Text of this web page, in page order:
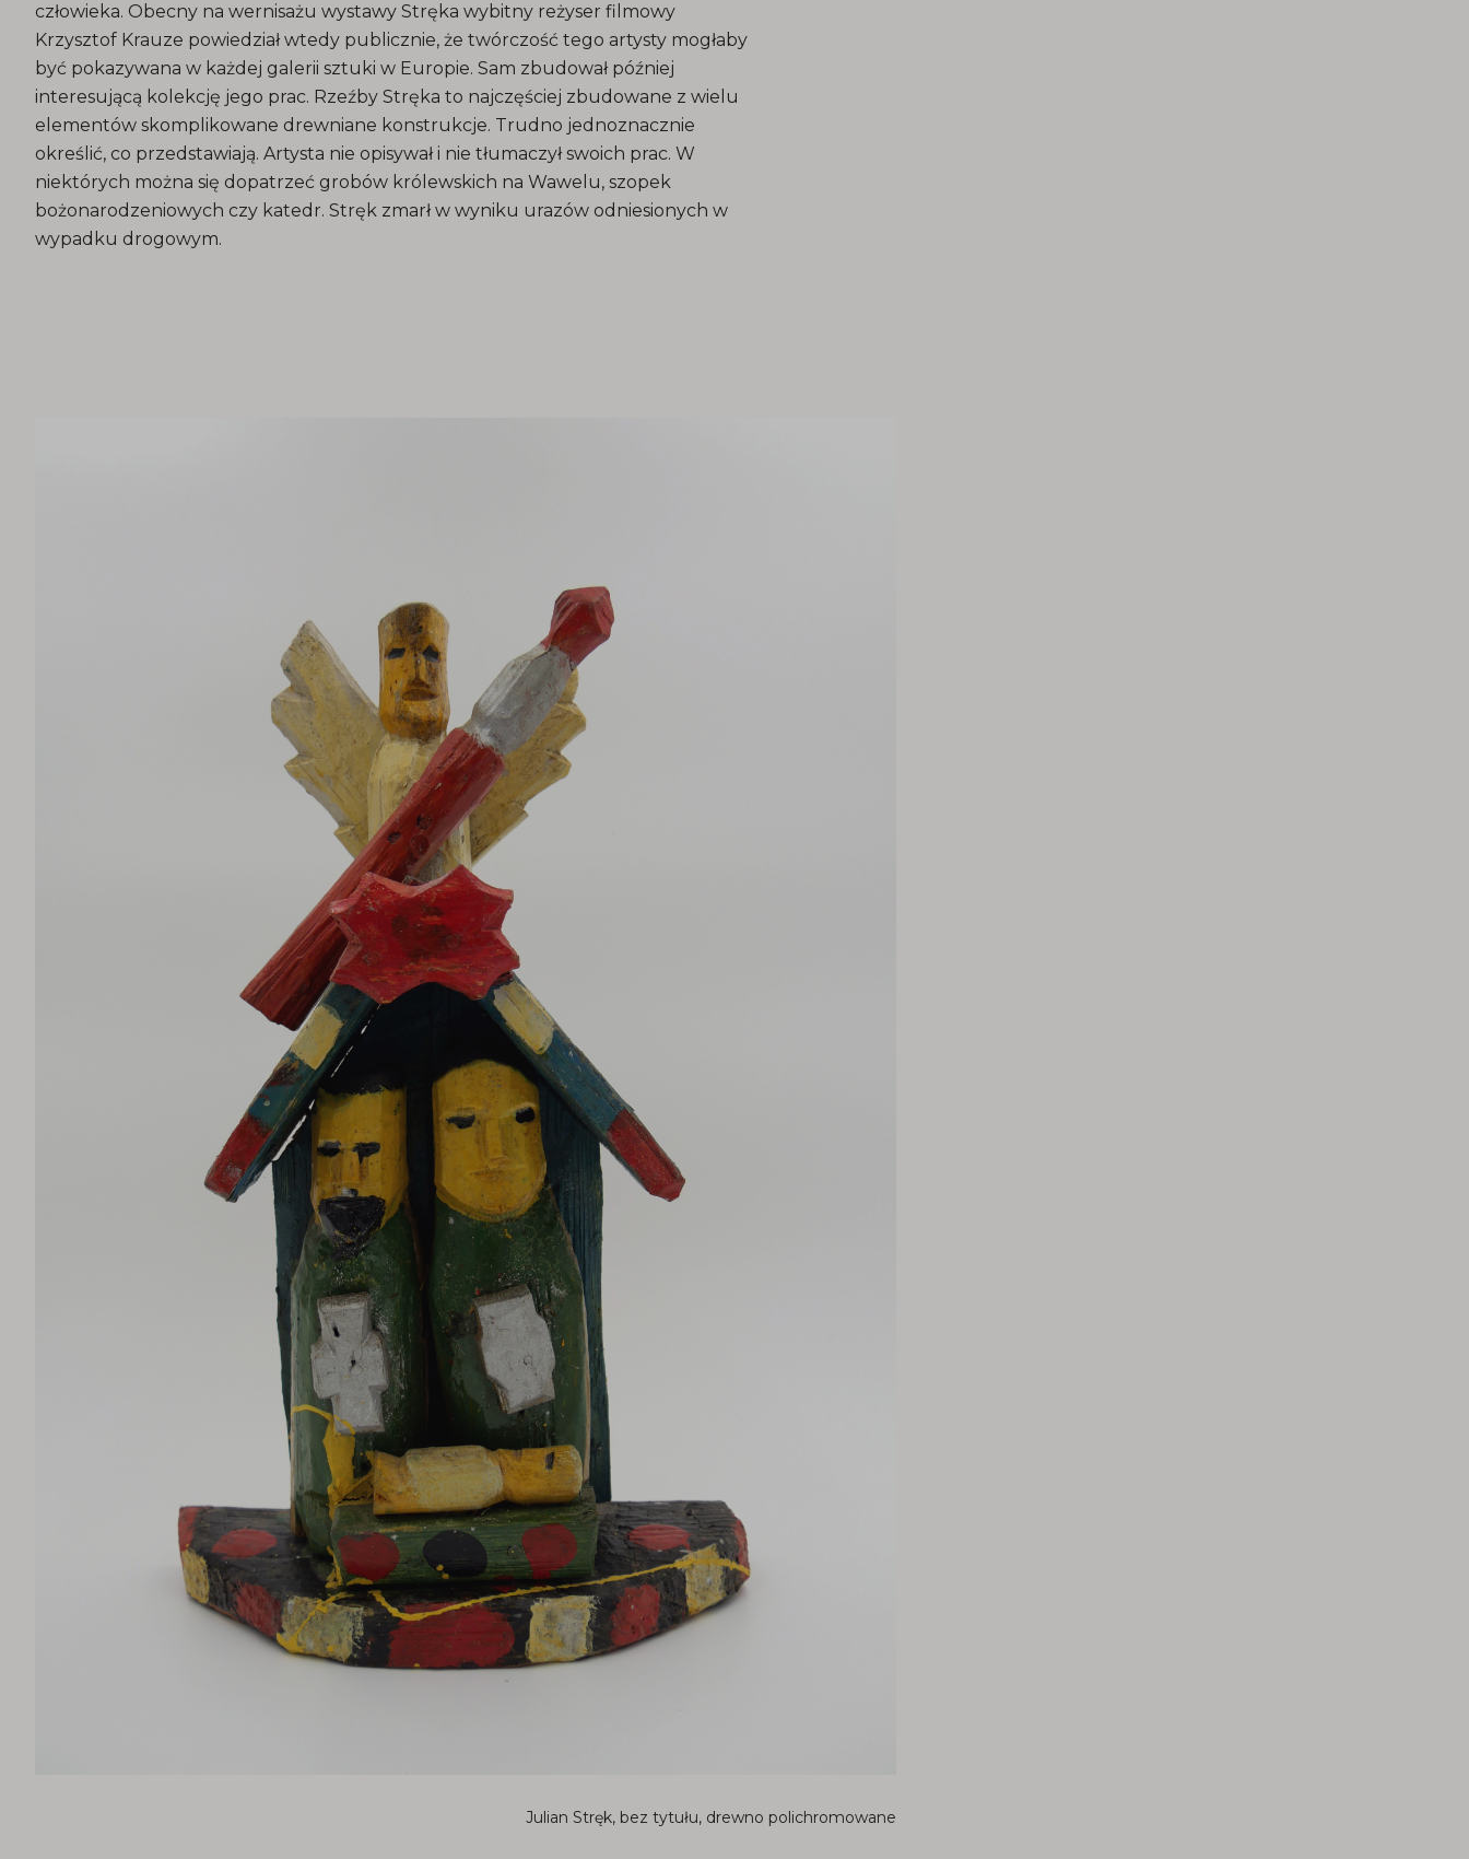
człowieka. Obecny na wernisażu wystawy Stręka wybitny reżyser filmowy
Krzysztof Krauze powiedział wtedy publicznie, że twórczość tego artysty mogłaby
być pokazywana w każdej galerii sztuki w Europie. Sam zbudował później
interesującą kolekcję jego prac. Rzeźby Stręka to najczęściej zbudowane z wielu
elementów skomplikowane drewniane konstrukcje. Trudno jednoznacznie
określić, co przedstawiają. Artysta nie opisywał i nie tłumaczył swoich prac. W
niektórych można się dopatrzeć grobów królewskich na Wawelu, szopek
bożonarodzeniowych czy katedr. Stręk zmarł w wyniku urazów odniesionych w
wypadku drogowym.
Julian Stręk, bez tytułu, drewno polichromowane